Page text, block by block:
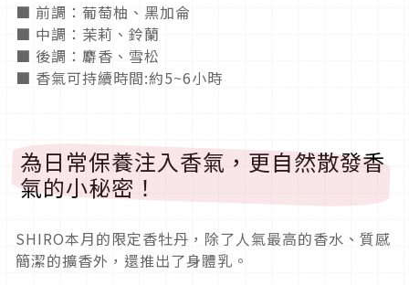
■ 前調：葡萄柚、黑加侖
■ 中調：茉莉、鈴蘭
■ 後調：麝香、雪松
■ 香氣可持續時間:約5~6小時
為日常保養注入香氣，更自然散發香
氣的小秘密！
SHIRO本月的限定香牡丹，除了人氣最高的香水、質感
簡潔的擴香外，還推出了身體乳。